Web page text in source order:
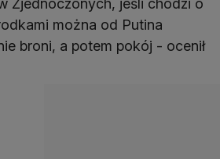
można od Putina
broni, a potem pokój - ocenił